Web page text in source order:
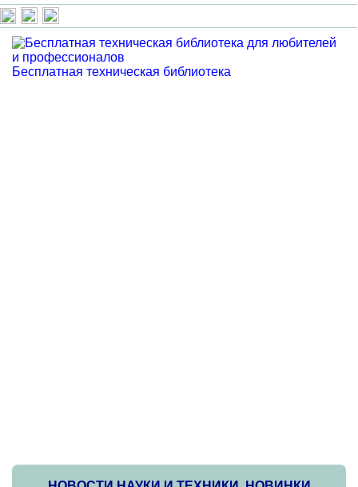
Бесплатная техническая библиотека